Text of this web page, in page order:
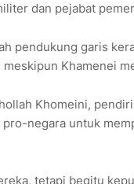
dan pejabat
pendukung garis
Khamenei
Khomeini,
negara untuk
tetapi begitu